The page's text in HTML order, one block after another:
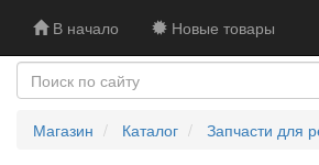
В начало Новые товары
Магазин Каталог Запчасти для